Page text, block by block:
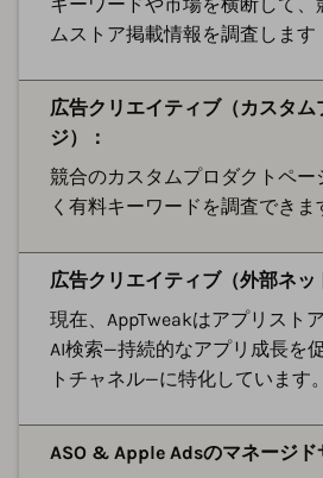
ムストア掲載情報を調査します
広告クリエイティブ（カスタム
ジ）：
競合のカスタムプロダクトペー
く有料キーワードを調査できま
広告クリエイティブ（外部ネッ
現在、AppTweakはアプリスト
AI検索—持続的なアプリ成長を
トチャネル—に特化しています。
ASO & Apple Adsのマネージド